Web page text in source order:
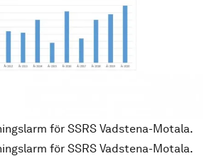
för SSRS Vadstena-Motala.
för SSRS Vadstena-Motala.